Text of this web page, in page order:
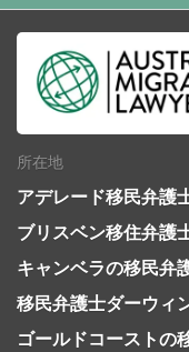
所在地
アデレード移民弁護
ブリスベン移住弁護
キャンベラの移民弁
移民弁護士ダーウィ
ゴールドコーストの